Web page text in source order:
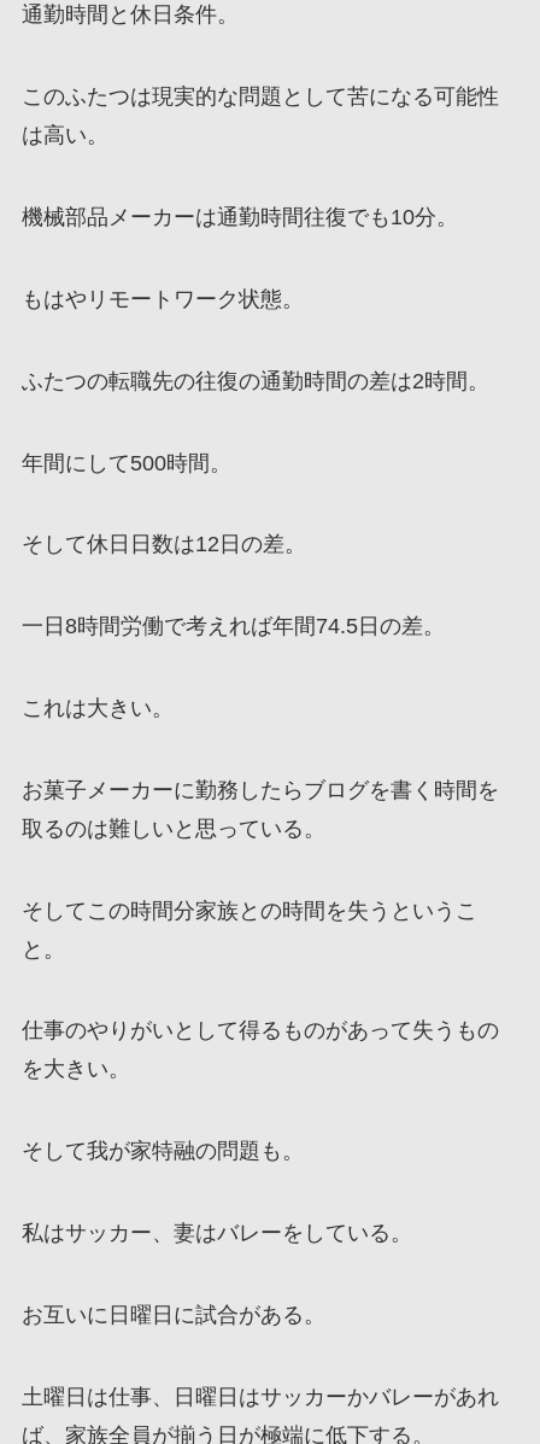
通勤時間と休日条件。
このふたつは現実的な問題として苦になる可能性
は高い。
機械部品メーカーは通勤時間往復でも10分。
もはやリモートワーク状態。
ふたつの転職先の往復の通勤時間の差は2時間。
年間にして500時間。
そして休日日数は12日の差。
一日8時間労働で考えれば年間74.5日の差。
これは大きい。
お菓子メーカーに勤務したらブログを書く時間を
取るのは難しいと思っている。
そしてこの時間分家族との時間を失うというこ
と。
仕事のやりがいとして得るものがあって失うもの
を大きい。
そして我が家特融の問題も。
私はサッカー、妻はバレーをしている。
お互いに日曜日に試合がある。
土曜日は仕事、日曜日はサッカーかバレーがあれ
ば、家族全員が揃う日が極端に低下する。